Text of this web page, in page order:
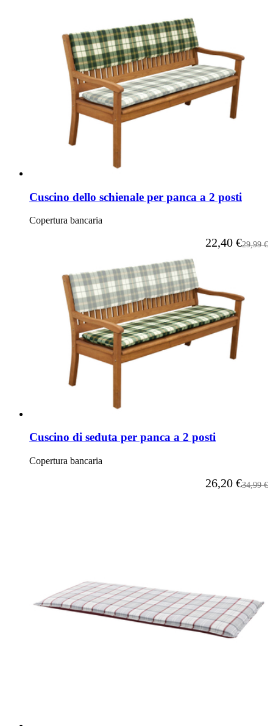
Cuscino dello schienale per panca a 2 posti
Copertura bancaria
A partire da
22,40 €Prezzo
29,99 €
Cuscino di seduta per panca a 2 posti
Copertura bancaria
A partire da
26,20 €Prezzo
34,99 €